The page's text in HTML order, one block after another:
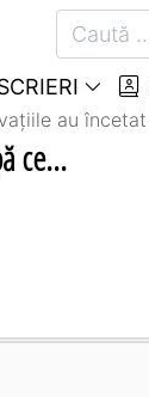
au
ce...